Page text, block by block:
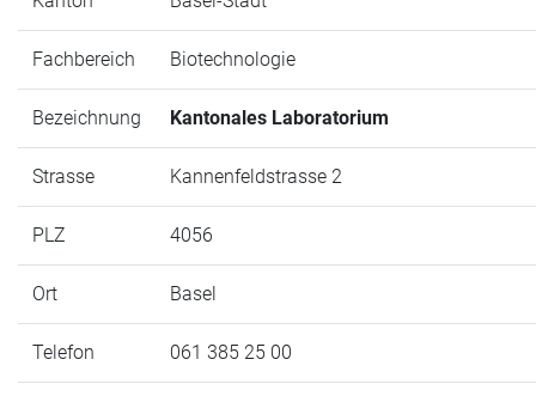
Fachbereich Biotechnologie
Bezeichnung Kantonales Laboratorium
Strasse Kannenfeldstrasse 2
PLZ 4056
Ort Basel
Telefon 061 385 25 00